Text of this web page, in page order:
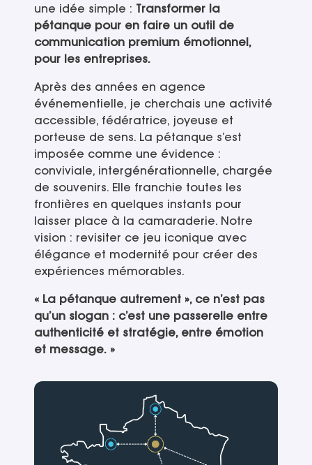
une idée simple : Transformer la
pétanque pour en faire un outil de
communication premium émotionnel,
pour les entreprises.
Après des années en agence
événementielle, je cherchais une activité
accessible, fédératrice, joyeuse et
porteuse de sens. La pétanque s’est
imposée comme une évidence :
conviviale, intergénérationnelle, chargée
de souvenirs. Elle franchie toutes les
frontières en quelques instants pour
laisser place à la camaraderie. Notre
vision : revisiter ce jeu iconique avec
élégance et modernité pour créer des
expériences mémorables.
« La pétanque autrement », ce n’est pas
qu’un slogan : c’est une passerelle entre
authenticité et stratégie, entre émotion
et message. »